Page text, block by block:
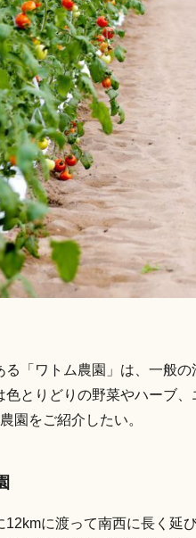
「ワトム農園」は、一般
とりどりの野菜やハーブ
園をご紹介したい。
に渡って南西に長く延